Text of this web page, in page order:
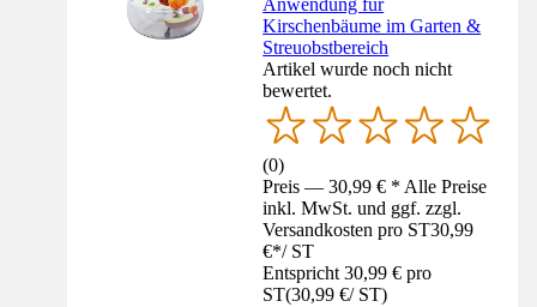
Kirschenbäume im Garten &
Streuobstbereich
Artikel wurde noch nicht
bewertet.
(0)
Preis — 30,99 € * Alle Preise
inkl. MwSt. und ggf. zzgl.
Versandkosten pro ST30,99
€*/ ST
Entspricht 30,99 € pro
ST(30,99 €/ ST)